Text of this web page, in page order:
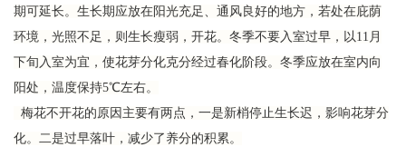
期可延长。生长期应放在阳光充足、通风良好的地方，若处在庇荫
环境，光照不足，则生长瘦弱，开花。冬季不要入室过早，以11月
下旬入室为宜，使花芽分化克分经过春化阶段。冬季应放在室内向
阳处，温度保持5℃左右。
梅花不开花的原因主要有两点，一是新梢停止生长迟，影响花芽分
化。二是过早落叶，减少了养分的积累。